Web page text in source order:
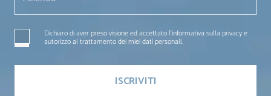
Dichiaro di aver preso visione ed accettato l'informativa sulla privacy e
autorizzo al trattamento dei miei dati personali.